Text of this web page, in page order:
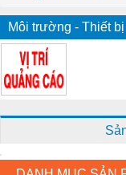
Môi trường - Thiết bị